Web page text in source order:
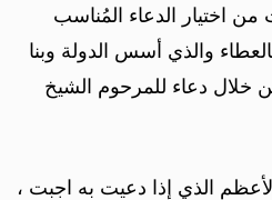
من اختيار الدعاء المُناسب
والذي أسس الدولة وبنا
خلال دعاء للمرحوم الشيخ
الذي إذا دعيت به اجبت ،